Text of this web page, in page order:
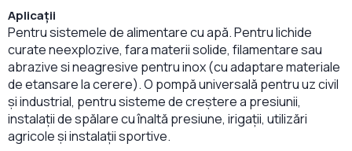
Aplicații
Pentru sistemele de alimentare cu apă. Pentru lichide
curate neexplozive, fara materii solide, filamentare sau
abrazive si neagresive pentru inox (cu adaptare materiale
de etansare la cerere). O pompă universală pentru uz civil
și industrial, pentru sisteme de creștere a presiunii,
instalații de spălare cu înaltă presiune, irigații, utilizări
agricole și instalații sportive.